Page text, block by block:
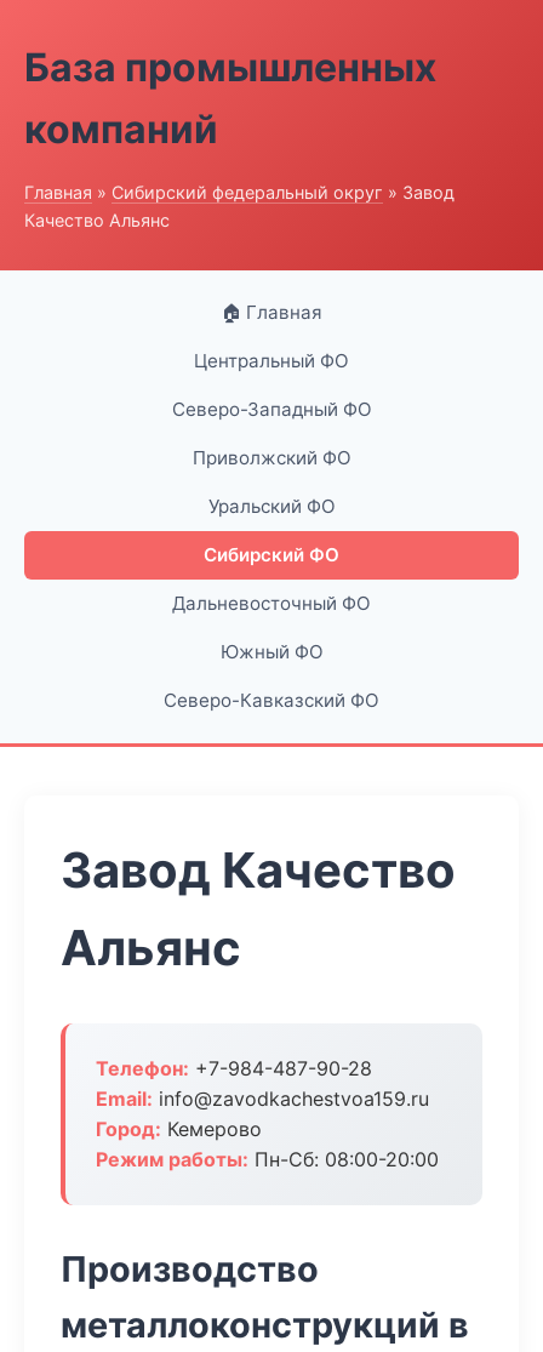
База промышленных
компаний
Главная » Сибирский федеральный округ » Завод
Качество Альянс
🏠 Главная
Центральный ФО
Северо-Западный ФО
Приволжский ФО
Уральский ФО
Сибирский ФО
Дальневосточный ФО
Южный ФО
Северо-Кавказский ФО
Завод Качество
Альянс
Телефон: +7-984-487-90-28
Email: info@zavodkachestvoa159.ru
Город: Кемерово
Режим работы: Пн-Сб: 08:00-20:00
Производство
металлоконструкций в